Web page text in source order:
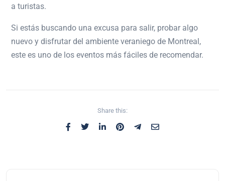
a turistas.
Si estás buscando una excusa para salir, probar algo
nuevo y disfrutar del ambiente veraniego de Montreal,
este es uno de los eventos más fáciles de recomendar.
Share this: